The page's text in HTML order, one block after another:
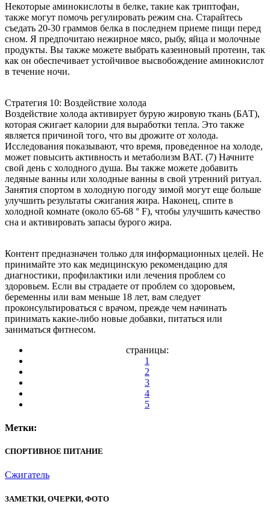
Некоторые аминокислоты в белке, такие как триптофан,
также могут помочь регулировать режим сна. Старайтесь
съедать 20-30 граммов белка в последнем приеме пищи перед
сном. Я предпочитаю нежирное мясо, рыбу, яйца и молочные
продукты. Вы также можете выбрать казеиновый протеин, так
как он обеспечивает устойчивое высвобождение аминокислот
в течение ночи.
Стратегия 10: Воздействие холода
Воздействие холода активирует бурую жировую ткань (БАТ),
которая сжигает калории для выработки тепла. Это также
является причиной того, что вы дрожите от холода.
Исследования показывают, что время, проведенное на холоде,
может повысить активность и метаболизм BAT. (7) Начните
свой день с холодного душа. Вы также можете добавить
ледяные ванны или холодные ванны в свой утренний ритуал.
Занятия спортом в холодную погоду зимой могут еще больше
улучшить результаты сжигания жира. Наконец, спите в
холодной комнате (около 65-68 ° F), чтобы улучшить качество
сна и активировать запасы бурого жира.
Контент предназначен только для информационных целей. Не
принимайте это как медицинскую рекомендацию для
диагностики, профилактики или лечения проблем со
здоровьем. Если вы страдаете от проблем со здоровьем,
беременны или вам меньше 18 лет, вам следует
проконсультироваться с врачом, прежде чем начинать
принимать какие-либо новые добавки, питаться или
заниматься фитнесом.
страницы:
1
2
3
4
5
Метки:
СПОРТИВНОЕ ПИТАНИЕ
Сжигатель
ЗАМЕТКИ, ОЧЕРКИ, ФОТО